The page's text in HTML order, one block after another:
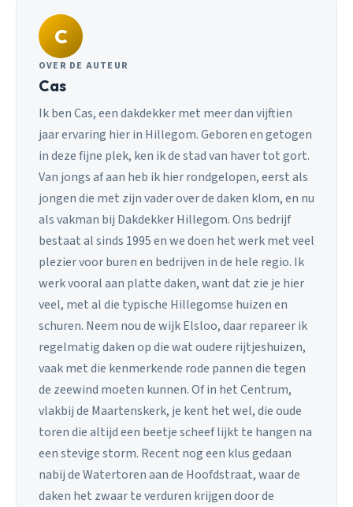
C
OVER DE AUTEUR
Cas
Ik ben Cas, een dakdekker met meer dan vijftien
jaar ervaring hier in Hillegom. Geboren en getogen
in deze fijne plek, ken ik de stad van haver tot gort.
Van jongs af aan heb ik hier rondgelopen, eerst als
jongen die met zijn vader over de daken klom, en nu
als vakman bij Dakdekker Hillegom. Ons bedrijf
bestaat al sinds 1995 en we doen het werk met veel
plezier voor buren en bedrijven in de hele regio. Ik
werk vooral aan platte daken, want dat zie je hier
veel, met al die typische Hillegomse huizen en
schuren. Neem nou de wijk Elsloo, daar repareer ik
regelmatig daken op die wat oudere rijtjeshuizen,
vaak met die kenmerkende rode pannen die tegen
de zeewind moeten kunnen. Of in het Centrum,
vlakbij de Maartenskerk, je kent het wel, die oude
toren die altijd een beetje scheef lijkt te hangen na
een stevige storm. Recent nog een klus gedaan
nabij de Watertoren aan de Hoofdstraat, waar de
daken het zwaar te verduren krijgen door de